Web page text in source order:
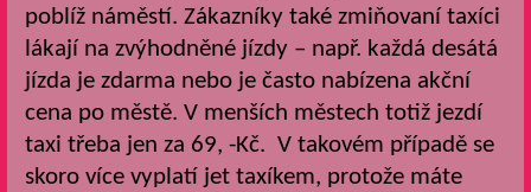
poblíž náměstí. Zákazníky také zmiňovaní taxíci
lákají na zvýhodněné jízdy – např. každá desátá
jízda je zdarma nebo je často nabízena akční
cena po městě. V menších městech totiž jezdí
taxi třeba jen za 69, -Kč. V takovém případě se
skoro více vyplatí jet taxíkem, protože máte